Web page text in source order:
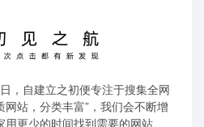
，自建立之初便专注于搜集全网
网站，分类丰富”，我们会不断增
用更少的时间找到需要的网站